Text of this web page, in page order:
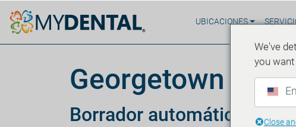
UBICACIONES
Georgetown
Borrador automático
We've
you
Close